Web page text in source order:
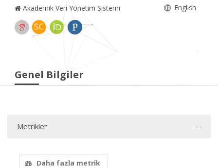
Akademik Veri Yönetim Sistemi English
Genel Bilgiler
Metrikler
Daha fazla metrik